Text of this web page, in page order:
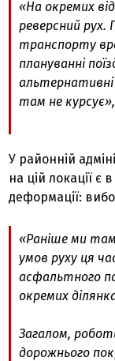
«На окремих
реверсний рух.
транспорту
плануванні
там не
У районній
на цій локації є
деформації:
«Раніше ми там
умов руху ця
асфальтного
окремих
Загалом,
дорожнього